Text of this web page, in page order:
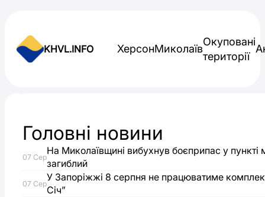
KHVL.INFO ХерсонМиколаїв
Окуповані
території
Окупанти
побоюються
Головні новини
07 Сер
На Миколаївщині вибухнув боєприпас у пункті
загиблий
07 Сер
У Запоріжжі 8 серпня не працюватиме
Січ”